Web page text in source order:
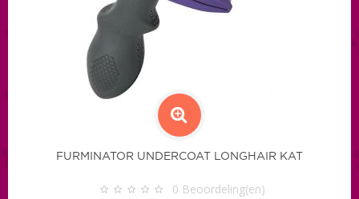
FURMINATOR UNDERCOAT LONGHAIR KAT
0 Beoordeling(en)